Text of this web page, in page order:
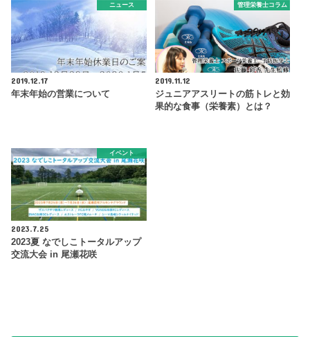
ニュース
2019.12.17
年末年始の営業について
管理栄養士コラム
2019.11.12
ジュニアアスリートの筋トレと効
果的な食事（栄養素）とは？
イベント
2023.7.25
2023夏 なでしこトータルアップ
交流大会 in 尾瀬花咲